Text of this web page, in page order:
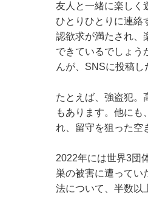
友人と一緒に楽しく
ひとりひとりに連絡
認欲求が満たされ、
できているでしょう
んが、SNSに投稿し
たとえば、強盗犯。
もあります。他に
れ、留守を狙った空
2022年には世界3団
巣の被害に遭ってい
法について、半数以